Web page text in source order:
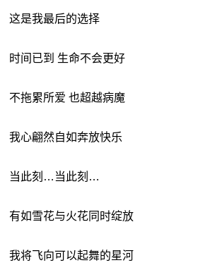
这是我最后的选择
时间已到 生命不会更好
不拖累所爱 也超越病魔
我心翩然自如奔放快乐
当此刻…当此刻…
有如雪花与火花同时绽放
我将飞向可以起舞的星河